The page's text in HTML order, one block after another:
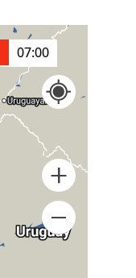
07:00